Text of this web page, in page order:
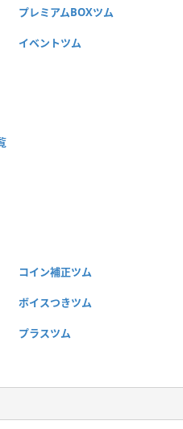
プレミアムBOXツム
イベントツム
コイン補正ツム
ボイスつきツム
プラスツム